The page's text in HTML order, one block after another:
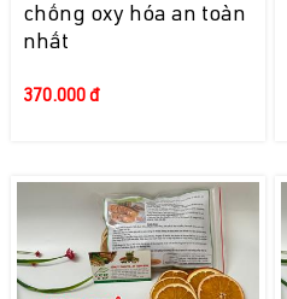
chống oxy hóa an toàn
nhất
370.000 đ